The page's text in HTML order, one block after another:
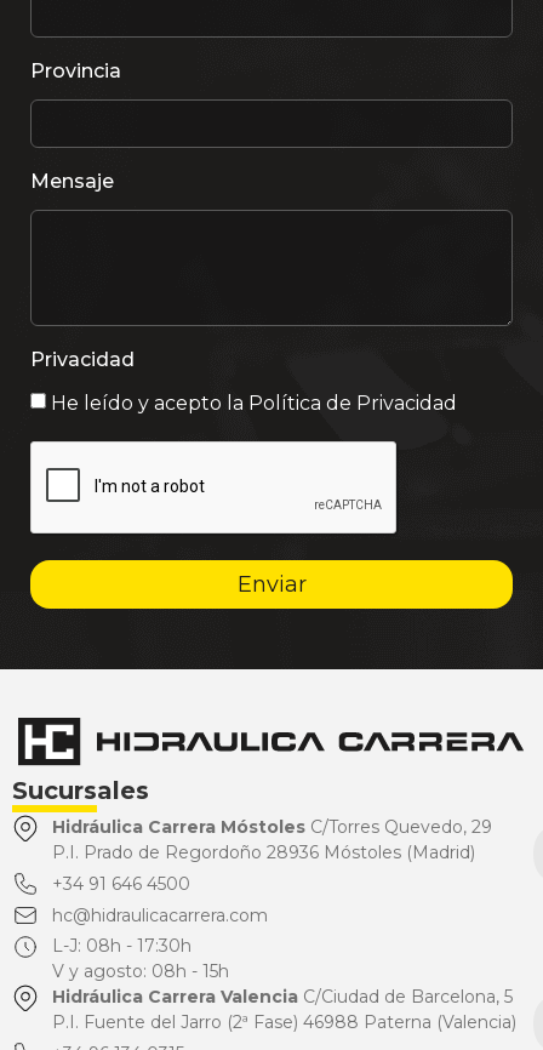
Provincia
Mensaje
Privacidad
He leído y acepto la Política de Privacidad
Enviar
Sucursales
Hidráulica Carrera MóstolesC/Torres Quevedo, 29
P.I. Prado de Regordoño 28936 Móstoles (Madrid)
+34 91 646 4500
hc@hidraulicacarrera.com
L-J: 08h - 17:30h
V y agosto: 08h - 15h
Hidráulica Carrera ValenciaC/Ciudad de Barcelona, 5
P.I. Fuente del Jarro (2ª Fase) 46988 Paterna (Valencia)